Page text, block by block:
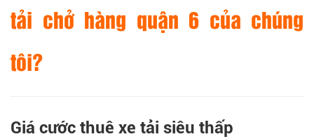
tải chở hàng quận 6 của chúng
tôi?
Giá cước thuê xe tải siêu thấp